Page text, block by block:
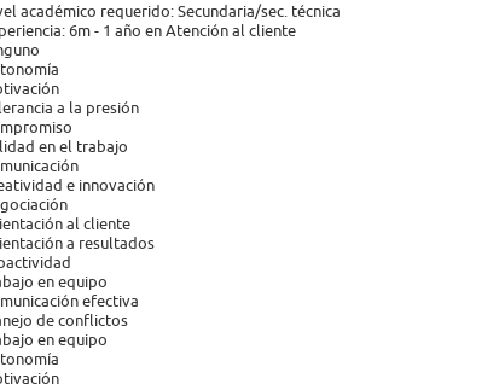
académico requerido: Secundaria/sec. técnica
6m - 1 año en Atención al cliente
a la presión
en el trabajo
e innovación
al cliente
a resultados
en equipo
efectiva
de conflictos
en equipo